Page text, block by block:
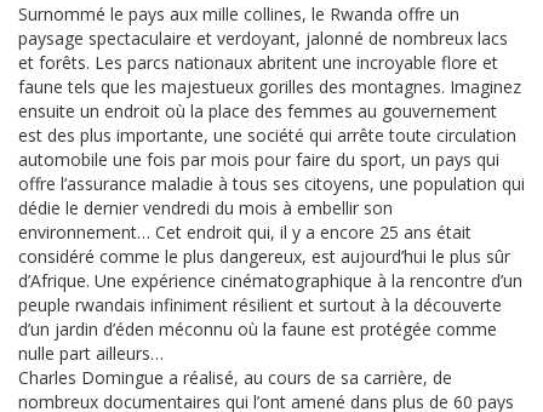
Surnommé le pays aux mille collines, le Rwanda offre un
paysage spectaculaire et verdoyant, jalonné de nombreux lacs
et forêts. Les parcs nationaux abritent une incroyable flore et
faune tels que les majestueux gorilles des montagnes. Imaginez
ensuite un endroit où la place des femmes au gouvernement
est des plus importante, une société qui arrête toute circulation
automobile une fois par mois pour faire du sport, un pays qui
offre l’assurance maladie à tous ses citoyens, une population qui
dédie le dernier vendredi du mois à embellir son
environnement… Cet endroit qui, il y a encore 25 ans était
considéré comme le plus dangereux, est aujourd’hui le plus sûr
d’Afrique. Une expérience cinématographique à la rencontre d’un
peuple rwandais infiniment résilient et surtout à la découverte
d’un jardin d’éden méconnu où la faune est protégée comme
nulle part ailleurs…
Charles Domingue a réalisé, au cours de sa carrière, de
nombreux documentaires qui l’ont amené dans plus de 60 pays